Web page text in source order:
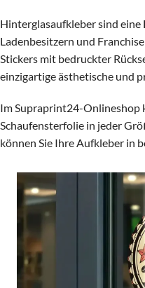
Hinterglasaufkleber sind eine
Ladenbesitzern und
Stickers mit bedruckter
einzigartige ästhetische und
Im Supraprint24-Onlineshop
Schaufensterfolie in jeder
können Sie Ihre Aufkleber in